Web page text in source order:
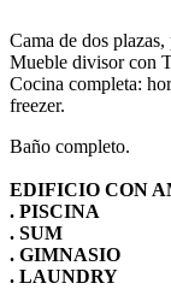
Cama de dos
Mueble divisor con
Cocina completa:
freezer.
Baño completo.
EDIFICIO CON
. PISCINA
. SUM
. GIMNASIO
. LAUNDRY